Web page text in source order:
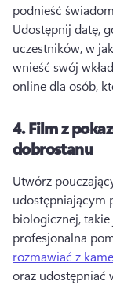
Udostępnij datę,
uczestników, w
wnieść swój
online dla osób,
4.Film z
dobrostanu
Utwórz
udostępniającym
biologicznej,
profesjonalna
rozmawiać z
oraz udostępniać